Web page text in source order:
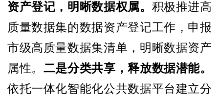
资产登记，明晰数据权属。 积极推进高
质量数据集的数据资产登记工作，申报
市级高质量数据集清单，明晰数据资产
属性。 二是分类共享，释放数据潜能。
依托一体化智能化公共数据平台建立分